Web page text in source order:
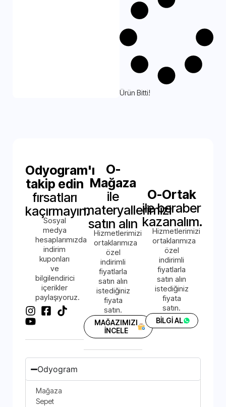
Ürün Bitti!
Odyogram'ı
takip edin
fırsatları
kaçırmayın.
Sosyal
medya
hesaplarımızda
indirim
kuponları
ve
bilgilendirici
içerikler
paylaşıyoruz.
O-
Mağaza
ile
materyallerimizi
satın alın
Hizmetlerimizi
ortaklarımıza
özel
indirimli
fiyatlarla
satın alın
istediğiniz
fiyata
satın.
MAĞAZIMIZI
İNCELE
O-Ortak
ile beraber
kazanalım.
Hizmetlerimizi
ortaklarımıza
özel
indirimli
fiyatlarla
satın alın
istediğiniz
fiyata
satın.
BİLGİ AL
Odyogram
Mağaza
Sepet